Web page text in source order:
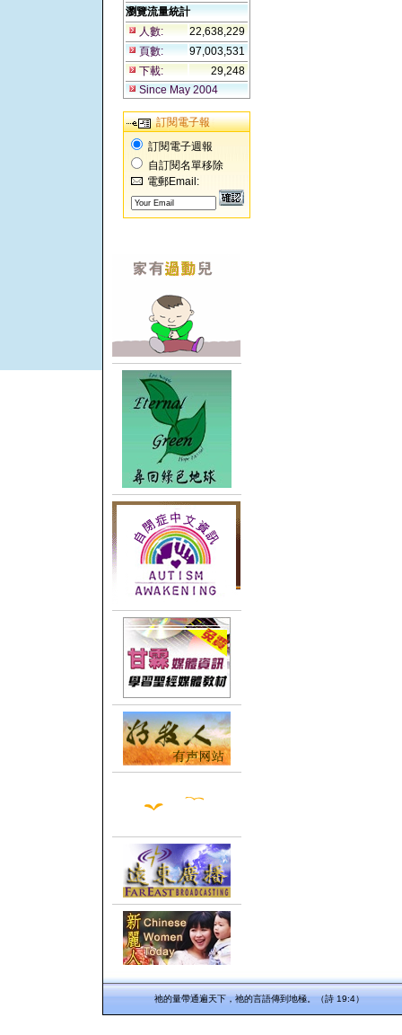
瀏覽流量統計
人數:
22,638,229
頁數:
97,003,531
下載:
29,248
Since May 2004
訂閱電子報
訂閱電子週報
自訂閱名單移除
電郵Email:
祂的量帶通遍天下，祂的言語傳到地極。（詩 19:4）